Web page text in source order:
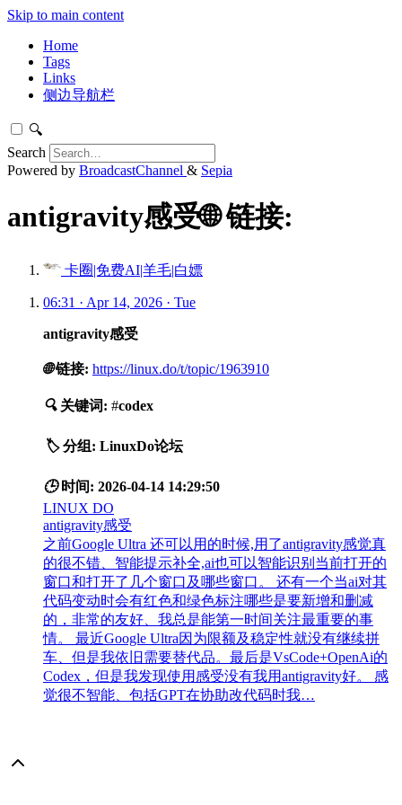
Skip to main content
Home
Tags
Links
侧边导航栏
🔍
Search
Powered by BroadcastChannel & Sepia
antigravity感受🌐 链接:
卡圈|免费AI|羊毛|白嫖
06:31 · Apr 14, 2026 · Tue
antigravity感受
🌐 链接: https://linux.do/t/topic/1963910
🔍 关键词: #codex
🏷️ 分组: LinuxDo论坛
🕒 时间: 2026-04-14 14:29:50
LINUX DO
antigravity感受
之前Google Ultra 还可以用的时候,用了antigravity感觉真
的很不错、智能提示补全,ai也可以智能识别当前打开的
窗口和打开了几个窗口及哪些窗口。 还有一个当ai对其
代码变动时会有红色和绿色标注哪些是要新增和删减
的，非常的友好、我总是能第一时间关注最重要的事
情。 最近Google Ultra因为限额及稳定性就没有继续拼
车、但是我依旧需要替代品。最后是VsCode+OpenAi的
Codex，但是我发现使用感受没有我用antigravity好。 感
觉很不智能、包括GPT在协助改代码时我…